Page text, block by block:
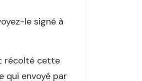
le signé à
récolté cette
qui envoyé par